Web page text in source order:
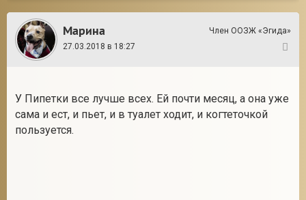
Марина
Член ООЗЖ «Эгида»
27.03.2018 в 18:27
У Пипетки все лучше всех. Ей почти месяц, а она уже
сама и ест, и пьет, и в туалет ходит, и когтеточкой
пользуется.